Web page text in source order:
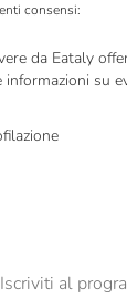
consensi:
da Eataly
informazioni su
Iscriviti al